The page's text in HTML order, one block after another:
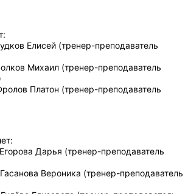
Елисей (тренер-преподаватель
Михаил (тренер-преподаватель
Платон (тренер-преподаватель
Дарья (тренер-преподаватель
Вероника (тренер-преподаватель